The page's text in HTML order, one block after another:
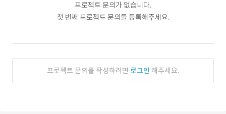
프로젝트 문의가 없습니다.
첫 번째 프로젝트 문의를 등록해주세요.
프로젝트 문의를 작성하려면 로그인 해주세요.